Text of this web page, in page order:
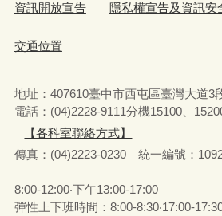
資訊開放宣告 隱私權宣告及資訊安
交通位置
地址：407610臺中市西屯區臺灣大道3
電話：(04)2228-9111分機15100、
【各科室聯絡方式】
傳真：(04)2223-0230 統一編號 ：
服務時間
8:00-12:00‧下午13:00-17:00
彈性上下班時間：8:00-8:30‧17:00-